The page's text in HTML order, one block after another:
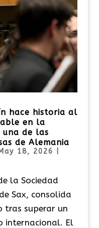
hace historia al
en la
una de las
de Alemania
18, 2026
la Sociedad
Sax, consolida
tras superar un
internacional. El